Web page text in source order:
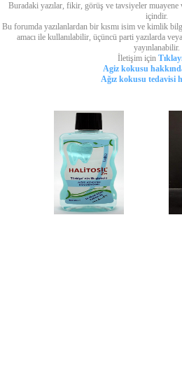
Buradaki yazılar, fikir, görüş ve tavsiyeler
içindir.
Bu forumda yazılanlardan bir kısmı isim ve kimlik
amacı ile kullanılabilir, üçüncü parti yazılarda
yayınlanabilir.
İletişim için
Agiz kokusu
Ağız kokusu tedavisi